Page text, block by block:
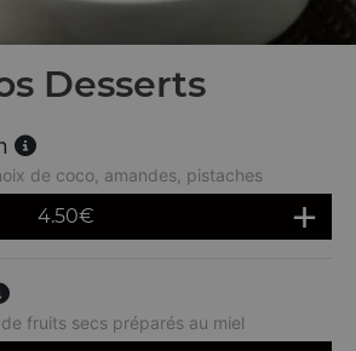
Desserts
de coco, amandes, pistaches
4.50€
fruits secs préparés au miel